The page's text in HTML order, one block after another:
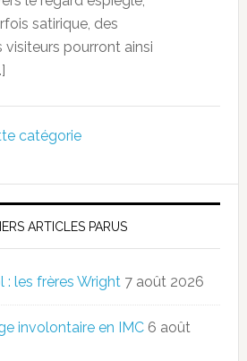
satirique, des
visiteurs pourront ainsi
catégorie
ARTICLES PARUS
: les frères Wright 7 août 2026
involontaire en IMC 6 août